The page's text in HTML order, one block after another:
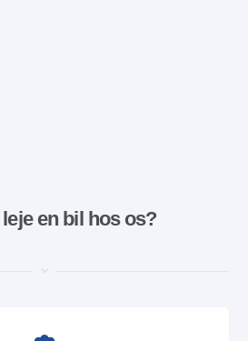
en bil hos os?